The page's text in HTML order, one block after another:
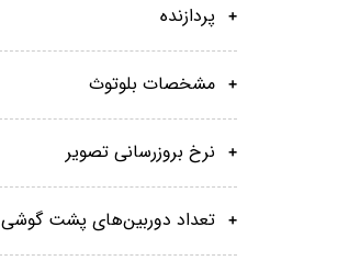
پردازنده‌
مشخصات بلوتوث
نرخ بروزرسانی تصویر
تعداد دوربین‌های پشت گوشی